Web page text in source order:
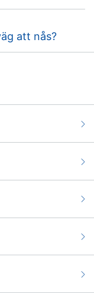
att nås?